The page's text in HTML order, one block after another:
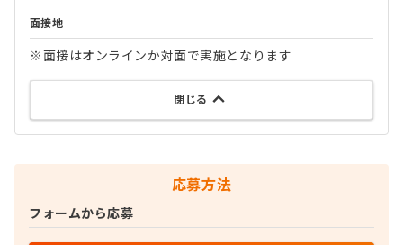
面接地
※面接はオンラインか対面で実施となります
閉じる
応募方法
フォームから応募